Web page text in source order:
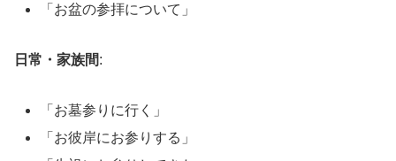
「お盆の参拝について」
日常・家族間:
「お墓参りに行く」
「お彼岸にお参りする」